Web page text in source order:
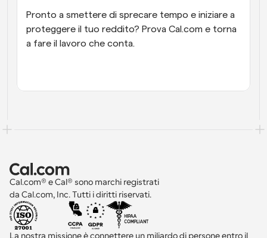
Pronto a smettere di sprecare tempo e iniziare a
proteggere il tuo reddito? Prova Cal.com e torna
a fare il lavoro che conta.
Cal.com® e Cal® sono marchi registrati
da Cal.com, Inc. Tutti i diritti riservati.
La nostra missione è connettere un miliardo di persone entro il